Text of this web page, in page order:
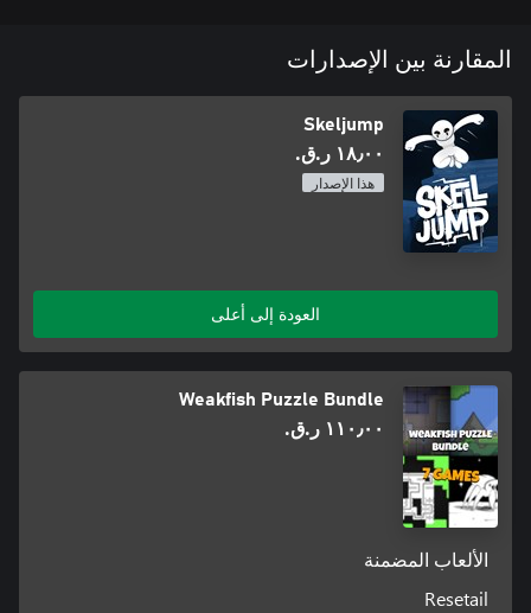
المقارنة بين الإصدارات
Skeljump
١٨٫٠٠ ر.ق.‏
هذا الإصدار
العودة إلى أعلى
Weakfish Puzzle Bundle
١١٠٫٠٠ ر.ق.‏
الألعاب المضمنة
Resetail